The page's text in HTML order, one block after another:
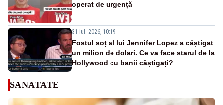
operat de urgență
31 iul. 2026, 10:19
Fostul soț al lui Jennifer Lopez a câștigat
un milion de dolari. Ce va face starul de la
Hollywood cu banii câștigați?
SANATATE